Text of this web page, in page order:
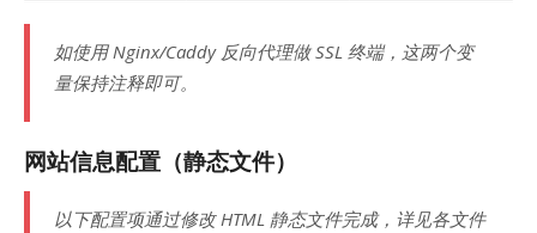
如使用 Nginx/Caddy 反向代理做 SSL 终端，这两个变
量保持注释即可。
网站信息配置（静态文件）
以下配置项通过修改 HTML 静态文件完成，详见各文件